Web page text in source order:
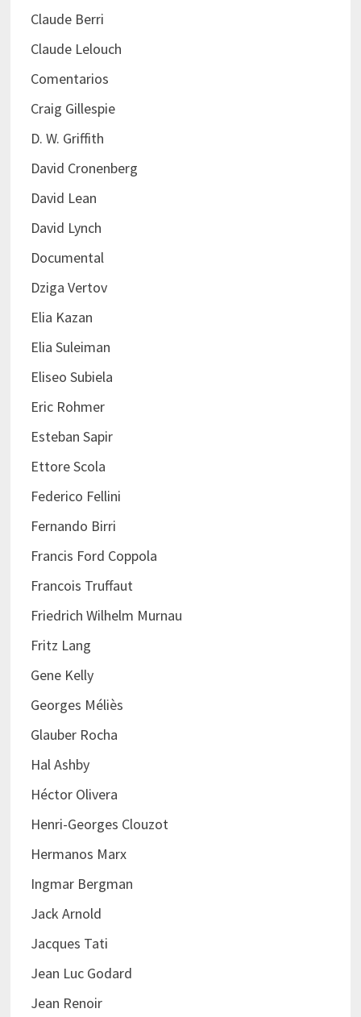
Claude Berri
Claude Lelouch
Comentarios
Craig Gillespie
D. W. Griffith
David Cronenberg
David Lean
David Lynch
Documental
Dziga Vertov
Elia Kazan
Elia Suleiman
Eliseo Subiela
Eric Rohmer
Esteban Sapir
Ettore Scola
Federico Fellini
Fernando Birri
Francis Ford Coppola
Francois Truffaut
Friedrich Wilhelm Murnau
Fritz Lang
Gene Kelly
Georges Méliès
Glauber Rocha
Hal Ashby
Héctor Olivera
Henri-Georges Clouzot
Hermanos Marx
Ingmar Bergman
Jack Arnold
Jacques Tati
Jean Luc Godard
Jean Renoir